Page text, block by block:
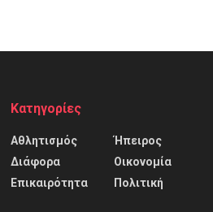
Κατηγορίες
Αθλητισμός
Διάφορα
Επικαιρότητα
Ήπειρος
Οικονομία
Πολιτική